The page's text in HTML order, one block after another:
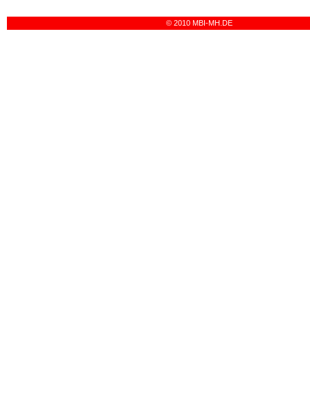
© 2010 MBI-MH.DE